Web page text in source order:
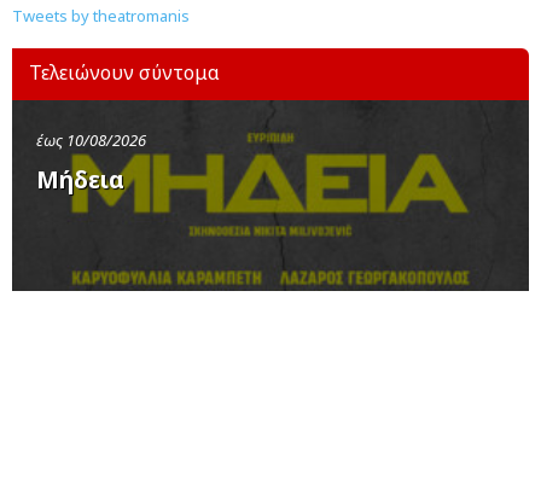
Tweets by theatromanis
Τελειώνουν σύντομα
έως 10/08/2026
Μήδεια